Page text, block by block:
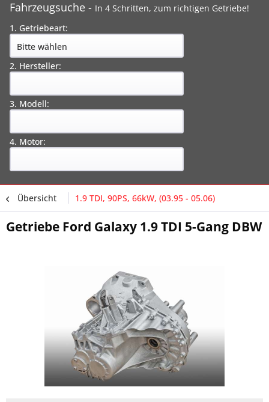
Fahrzeugsuche - In 4 Schritten, zum richtigen Getriebe!
1. Getriebeart:
2. Hersteller:
3. Modell:
4. Motor:
Übersicht 1.9 TDI, 90PS, 66kW, (03.95 - 05.06)
Getriebe Ford Galaxy 1.9 TDI 5-Gang DBW